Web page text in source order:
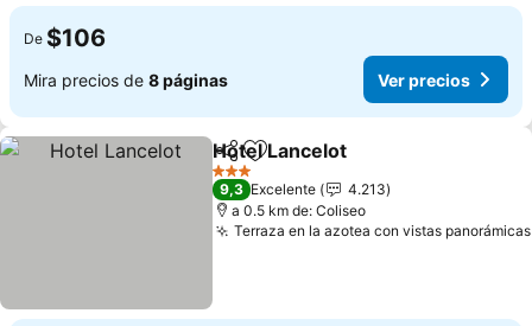
De $106
Mira precios de 8 páginas Ver precios
CompartirAgregar a favoritos
Hotel Lancelot
3 Estrellas
9,3 Excelente
4.213
a 0.5 km de: Coliseo
Terraza en la azotea con vistas panorámicas